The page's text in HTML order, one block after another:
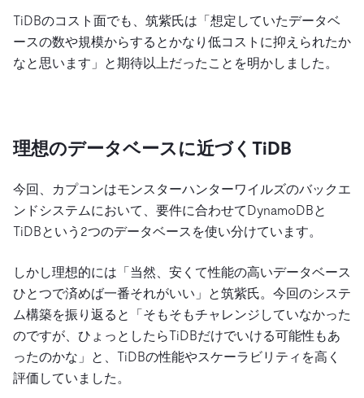
TiDBのコスト面でも、筑紫氏は「想定していたデータベ
ースの数や規模からするとかなり低コストに抑えられたか
なと思います」と期待以上だったことを明かしました。
理想のデータベースに近づくTiDB
今回、カプコンはモンスターハンターワイルズのバックエ
ンドシステムにおいて、要件に合わせてDynamoDBと
TiDBという2つのデータベースを使い分けています。
しかし理想的には「当然、安くて性能の高いデータベース
ひとつで済めば一番それがいい」と筑紫氏。今回のシステ
ム構築を振り返ると「そもそもチャレンジしていなかった
のですが、ひょっとしたらTiDBだけでいける可能性もあ
ったのかな」と、TiDBの性能やスケーラビリティを高く
評価していました。